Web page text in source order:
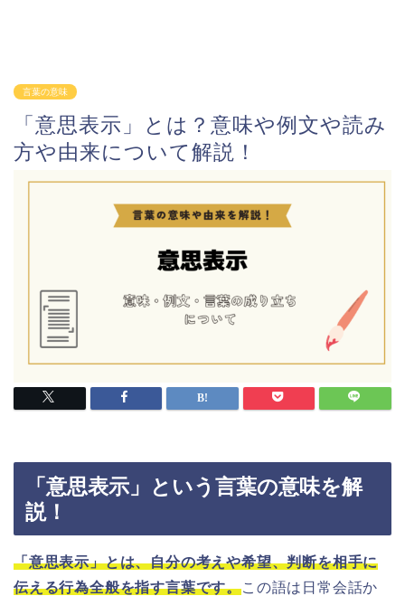
言葉の意味
「意思表示」とは？意味や例文や読み
方や由来について解説！
「意思表示」という言葉の意味を解
説！
「意思表示」とは、自分の考えや希望、判断を相手に
伝える行為全般を指す言葉です。この語は日常会話か